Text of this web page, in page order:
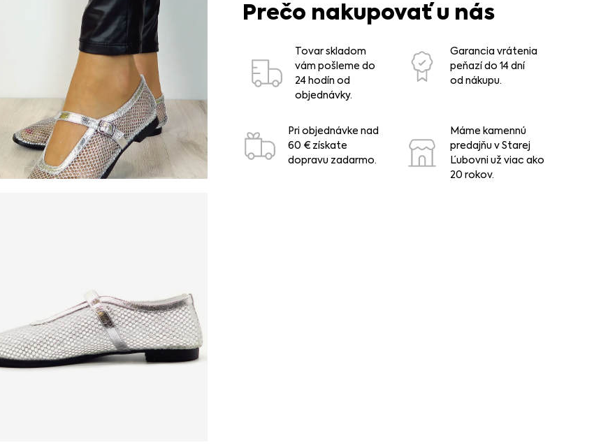
Prečo nakupovať u nás
Tovar skladom
vám pošleme do
24 hodín od
objednávky.
Garancia vrátenia
peňazí do 14 dní
od nákupu.
Pri objednávke nad
60 € získate
dopravu zadarmo.
Máme kamennú
predajňu v Starej
Ľubovni už viac ako
20 rokov.